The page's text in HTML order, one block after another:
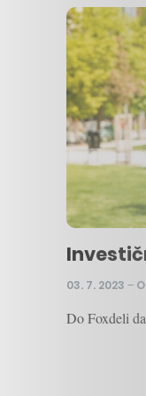
03. 7. 2023 –
Do Foxdeli